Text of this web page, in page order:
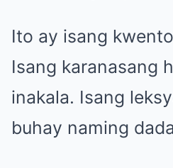
Ito ay isang
Isang karanasang
inakala. Isang
buhay naming